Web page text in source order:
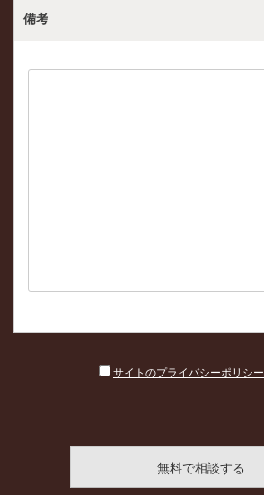
備考
サイトのプライバシーポリシー